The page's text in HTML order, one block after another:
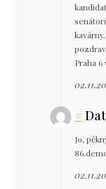
Praha
#
Jo,